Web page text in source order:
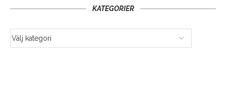
KATEGORIER